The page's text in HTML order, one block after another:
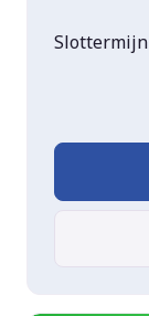
Slottermijn